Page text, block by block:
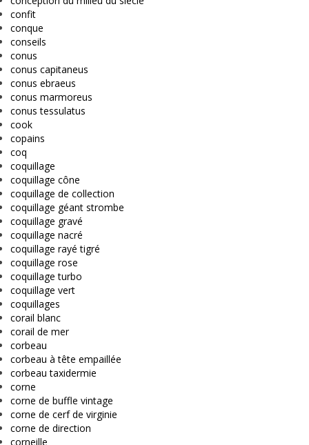
confit
conque
conseils
conus
conus capitaneus
conus ebraeus
conus marmoreus
conus tessulatus
cook
copains
coq
coquillage
coquillage cône
coquillage de collection
coquillage géant strombe
coquillage gravé
coquillage nacré
coquillage rayé tigré
coquillage rose
coquillage turbo
coquillage vert
coquillages
corail blanc
corail de mer
corbeau
corbeau à tête empaillée
corbeau taxidermie
corne
corne de buffle vintage
corne de cerf de virginie
corne de direction
corneille